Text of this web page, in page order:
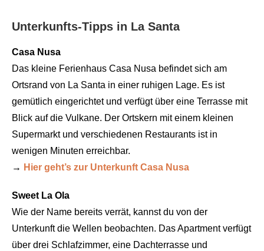
Unterkunfts-Tipps in La Santa
Casa Nusa
Das kleine Ferienhaus Casa Nusa befindet sich am
Ortsrand von La Santa in einer ruhigen Lage. Es ist
gemütlich eingerichtet und verfügt über eine Terrasse mit
Blick auf die Vulkane. Der Ortskern mit einem kleinen
Supermarkt und verschiedenen Restaurants ist in
wenigen Minuten erreichbar.
→ Hier geht’s zur Unterkunft Casa Nusa
Sweet La Ola
Wie der Name bereits verrät, kannst du von der
Unterkunft die Wellen beobachten. Das Apartment verfügt
über drei Schlafzimmer, eine Dachterrasse und